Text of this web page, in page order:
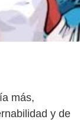
más,
y de